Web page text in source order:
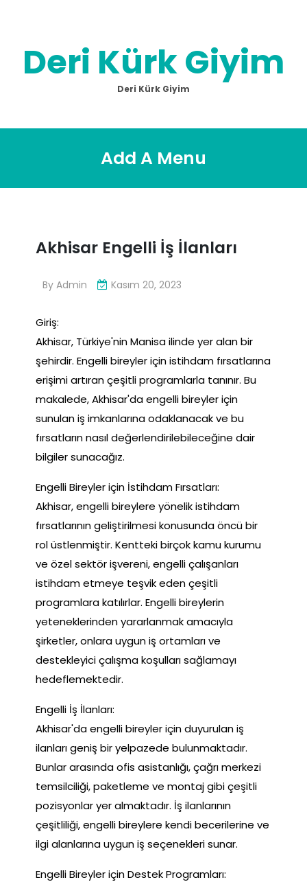
Deri Kürk Giyim
Deri Kürk Giyim
Add A Menu
Akhisar Engelli İş İlanları
By Admin Kasım 20, 2023
Giriş:
Akhisar, Türkiye'nin Manisa ilinde yer alan bir
şehirdir. Engelli bireyler için istihdam fırsatlarına
erişimi artıran çeşitli programlarla tanınır. Bu
makalede, Akhisar'da engelli bireyler için
sunulan iş imkanlarına odaklanacak ve bu
fırsatların nasıl değerlendirilebileceğine dair
bilgiler sunacağız.
Engelli Bireyler için İstihdam Fırsatları:
Akhisar, engelli bireylere yönelik istihdam
fırsatlarının geliştirilmesi konusunda öncü bir
rol üstlenmiştir. Kentteki birçok kamu kurumu
ve özel sektör işvereni, engelli çalışanları
istihdam etmeye teşvik eden çeşitli
programlara katılırlar. Engelli bireylerin
yeteneklerinden yararlanmak amacıyla
şirketler, onlara uygun iş ortamları ve
destekleyici çalışma koşulları sağlamayı
hedeflemektedir.
Engelli İş İlanları:
Akhisar'da engelli bireyler için duyurulan iş
ilanları geniş bir yelpazede bulunmaktadır.
Bunlar arasında ofis asistanlığı, çağrı merkezi
temsilciliği, paketleme ve montaj gibi çeşitli
pozisyonlar yer almaktadır. İş ilanlarının
çeşitliliği, engelli bireylere kendi becerilerine ve
ilgi alanlarına uygun iş seçenekleri sunar.
Engelli Bireyler için Destek Programları: